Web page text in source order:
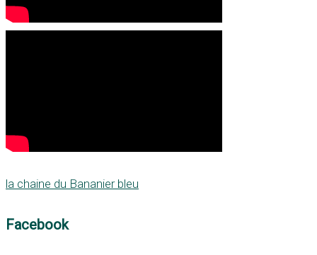
la chaine du Bananier bleu
Facebook